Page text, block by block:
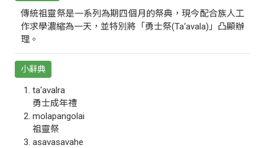
傳統祖靈祭是一系列為期四個月的祭典，現今配合族人工
作求學濃縮為一天，並特別將「勇士祭(Ta‘avala)」凸顯辦
理。
小辭典
ta‘avalra
勇士成年禮
molapangolai
祖靈祭
asavasavahe